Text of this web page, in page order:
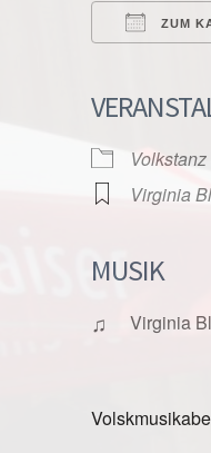
ZUM
Volkstanz
Virginia
MUSIK
♫ Virginia